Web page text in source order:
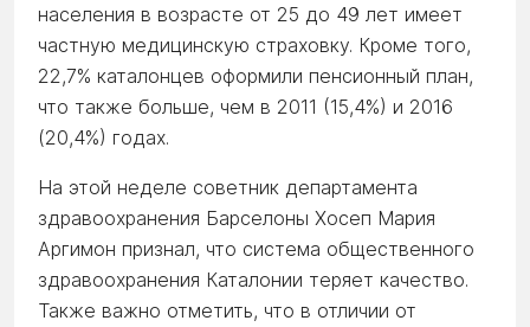
населения в возрасте от 25 до 49 лет имеет
частную медицинскую страховку. Кроме того,
22,7% каталонцев оформили пенсионный план,
что также больше, чем в 2011 (15,4%) и 2016
(20,4%) годах.
На этой неделе советник департамента
здравоохранения Барселоны Хосеп Мария
Аргимон признал, что система общественного
здравоохранения Каталонии теряет качество.
Также важно отметить, что в отличии от